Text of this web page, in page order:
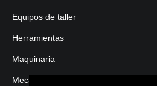
Equipos de taller
Herramientas
Maquinaria
Mecanizado